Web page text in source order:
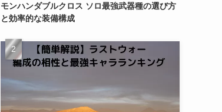
モンハンダブルクロス ソロ最強武器種の選び方
と効率的な装備構成